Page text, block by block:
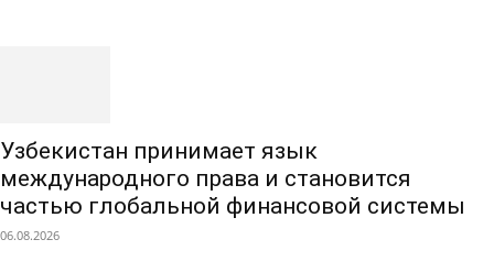
Узбекистан принимает язык
международного права и становится
частью глобальной финансовой системы
06.08.2026